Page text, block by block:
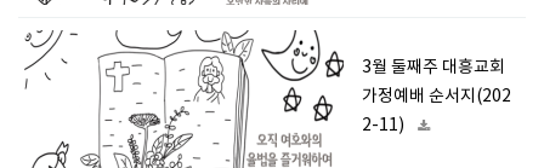
3월 둘째주 대흥교회
가정예배 순서지(202
2-11)